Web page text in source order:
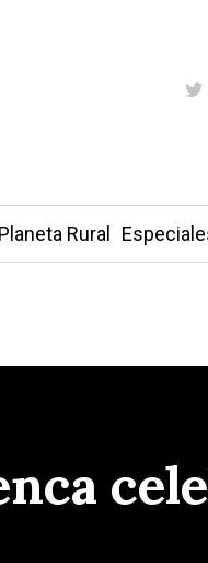
Planeta Rural